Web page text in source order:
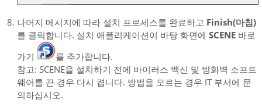
나머지 메시지에 따라 설치 프로세스를 완료하고 Finish(마침)
를 클릭합니다. 설치 애플리케이션이 바탕 화면에 SCENE바로
가기
를 추가합니다.
참고: SCENE을 설치하기 전에 바이러스 백신 및 방화벽 소프트
웨어를 끈 경우 다시 켭니다. 방법을 모르는 경우 IT 부서에 문
의하십시오.